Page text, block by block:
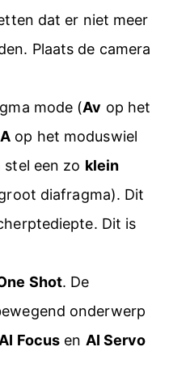
dat er niet meer
Plaats de camera
mode (Av op het
A op het moduswiel
een zo klein
diafragma). Dit
Dit is
Shot. De
onderwerp
AI Focus en AI Servo